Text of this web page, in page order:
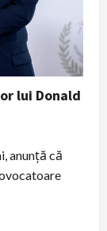
lui Donald
anunță că